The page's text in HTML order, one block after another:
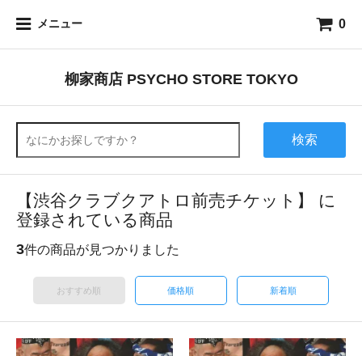
メニュー 0
柳家商店 PSYCHO STORE TOKYO
検索
【渋谷クラブクアトロ前売チケット】 に
登録されている商品
3件の商品が見つかりました
おすすめ順 価格順 新着順